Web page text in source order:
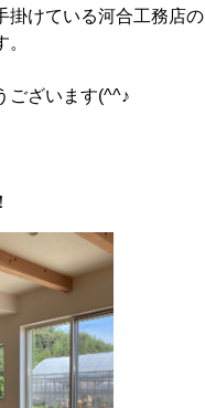
掛けている河合工務店の
ございます(^^♪